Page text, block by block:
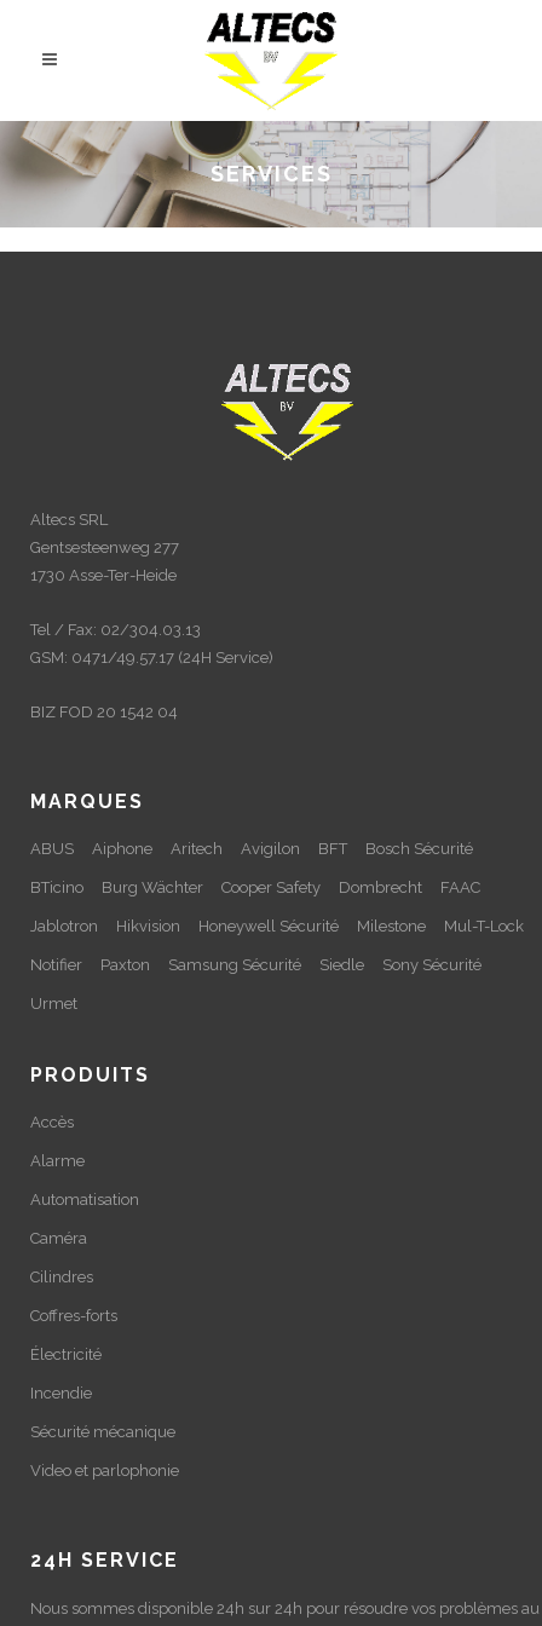
SERVICES
Altecs SRL
Gentsesteenweg 277
1730 Asse-Ter-Heide
Tel / Fax: 02/304.03.13
GSM: 0471/49.57.17 (24H Service)
BIZ FOD 20 1542 04
MARQUES
ABUS Aiphone Aritech Avigilon BFT Bosch Sécurité
BTicino Burg Wächter Cooper Safety Dombrecht FAAC
Jablotron Hikvision Honeywell Sécurité Milestone Mul-T-Lock
Notifier Paxton Samsung Sécurité Siedle Sony Sécurité
Urmet
PRODUITS
Accès
Alarme
Automatisation
Caméra
Cilindres
Coffres-forts
Électricité
Incendie
Sécurité mécanique
Video et parlophonie
24H SERVICE
Nous sommes disponible 24h sur 24h pour résoudre vos problèmes au